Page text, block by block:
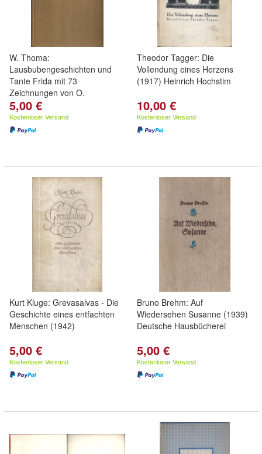
W. Thoma:
Lausbubengeschichten und
Tante Frida mit 73
Zeichnungen von O.
Gulbransson
5,00 €
Kostenloser Versand
Theodor Tagger: Die
Vollendung eines Herzens
(1917) Heinrich Hochstim
10,00 €
Kostenloser Versand
Kurt Kluge: Grevasalvas - Die
Geschichte eines entfachten
Menschen (1942)
5,00 €
Kostenloser Versand
Bruno Brehm: Auf
Wiedersehen Susanne (1939)
Deutsche Hausbücherei
5,00 €
Kostenloser Versand